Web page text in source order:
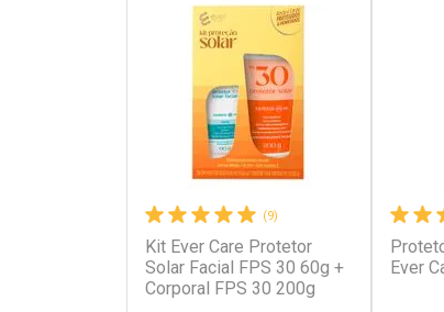
(9)
Kit Ever Care Protetor
Solar Facial FPS 30 60g +
Corporal FPS 30 200g
Ever